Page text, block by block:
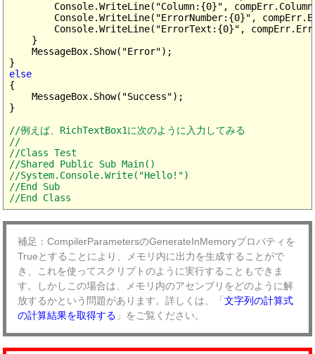
Console.WriteLine("Column:{0}",
Console.WriteLine("ErrorNumber:{0}",
Console.WriteLine("ErrorText:{0}",
    }
    MessageBox.Show("Error");
else
{
    MessageBox.Show("Success");
}
//例えば、RichTextBox1に次のように入力してみる
//
//Class Test
//Shared Public Sub Main()
//System.Console.Write("Hello!")
//End Sub
//End Class
補足：CompilerParametersのGenerateInMemoryプロパティを
Trueとすることにより、メモリ内に出力を生成することがで
き、これを使ってスクリプトのように実行することもできま
す。しかしこの場合は、メモリ内のアセンブリをどのように解
放するかという問題があります。詳しくは、「 文字列の計算式
の計算結果を取得する 」をご覧ください。